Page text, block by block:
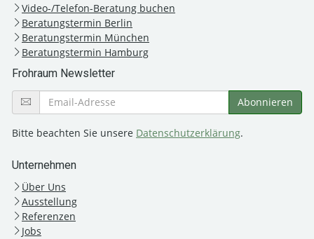
Video-/Telefon-Beratung buchen
Beratungstermin Berlin
Beratungstermin München
Beratungstermin Hamburg
Frohraum Newsletter
Bitte beachten Sie unsere Datenschutzerklärung.
Unternehmen
Über Uns
Ausstellung
Referenzen
Jobs